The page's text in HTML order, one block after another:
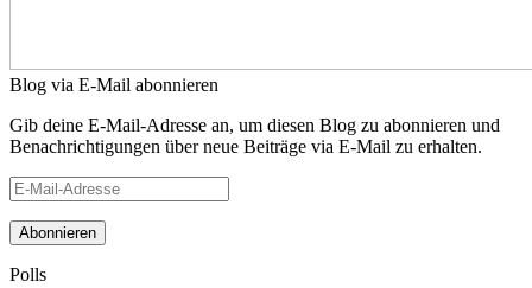
Blog via E-Mail abonnieren
Gib deine E-Mail-Adresse an, um diesen Blog zu abonnieren und
Benachrichtigungen über neue Beiträge via E-Mail zu erhalten.
E-
Mail-
Adresse
Polls